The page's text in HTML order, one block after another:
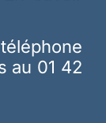
au 01 42